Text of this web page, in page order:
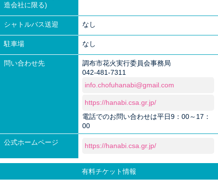
造会社に限る)
シャトルバス送迎 なし
駐車場 なし
問い合わせ先
調布市花火実行委員会事務局
042-481-7311
info.chofuhanabi@gmail.com
https://hanabi.csa.gr.jp/
電話でのお問い合わせは平日9：00～17：
00
公式ホームページ https://hanabi.csa.gr.jp/
有料チケット情報